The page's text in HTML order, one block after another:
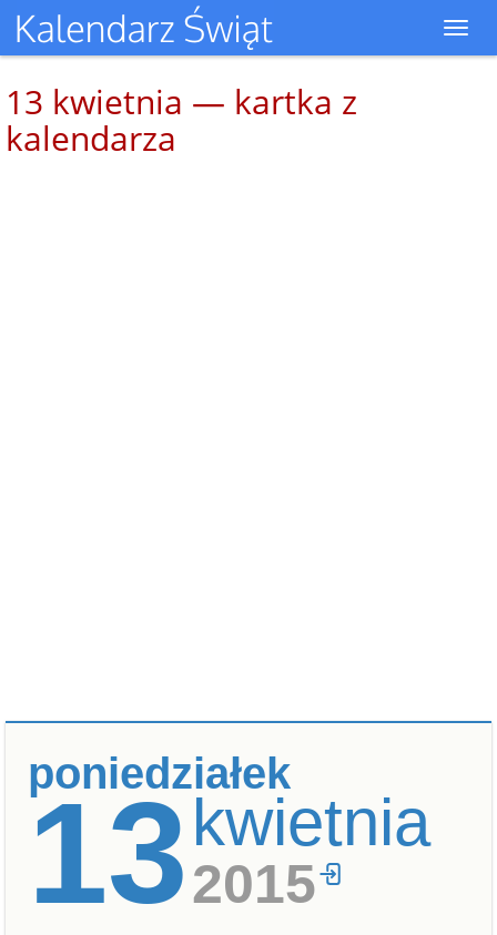
13 kwietnia — kartka z
kalendarza
poniedziałek
13kwietnia
2015